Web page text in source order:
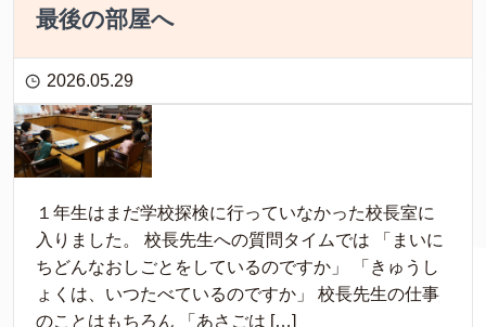
最後の部屋へ
2026.05.29
１年生はまだ学校探検に行っていなかった校長室に
入りました。 校長先生への質問タイムでは 「まいに
ちどんなおしごとをしているのですか」 「きゅうし
ょくは、いつたべているのですか」 校長先生の仕事
のことはもちろん 「あさごは […]